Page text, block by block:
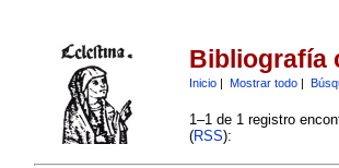
Bibliografía
Inicio| Mostrar todo|
1–1 de 1 registro
(RSS):